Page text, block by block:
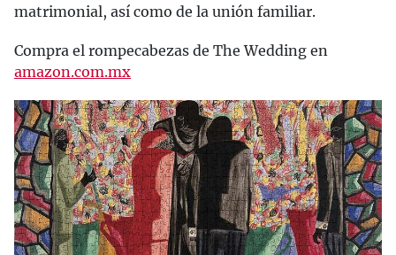
matrimonial, así como de la unión familiar.
Compra el rompecabezas de The Wedding en
amazon.com.mx